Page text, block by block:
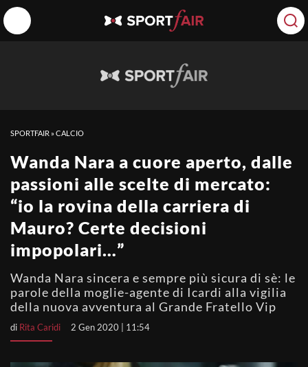
SPORTFAIR »CALCIO
Wanda Nara a cuore aperto, dalle
passioni alle scelte di mercato:
“io la rovina della carriera di
Mauro? Certe decisioni
impopolari…”
Wanda Nara sincera e sempre più sicura di sè: le
parole della moglie-agente di Icardi alla vigilia
della nuova avventura al Grande Fratello Vip
di Rita Caridi 2 Gen 2020 | 11:54